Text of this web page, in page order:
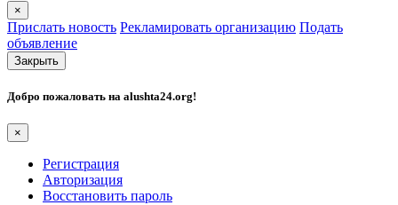
×
Прислать новость Рекламировать организацию Подать
объявление
Закрыть
Добро пожаловать на alushta24.org!
×
Регистрация
Авторизация
Восстановить пароль